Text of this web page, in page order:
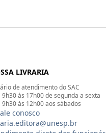
LIVRARIA
de atendimento do SAC
9h30 às 17h00 de segunda a sexta
9h30 às 12h00 aos sábados
conosco